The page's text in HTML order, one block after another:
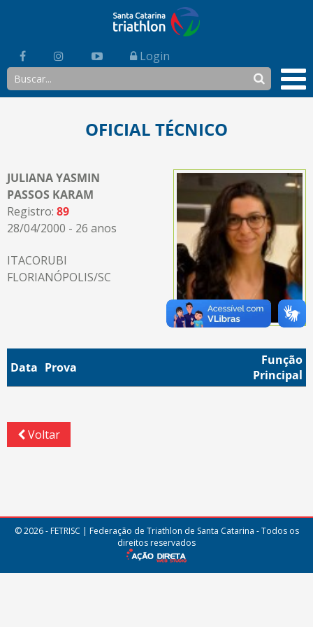
Login
OFICIAL TÉCNICO
JULIANA YASMIN
PASSOS KARAM
Registro: 89
28/04/2000 - 26 anos
ITACORUBI
FLORIANÓPOLIS/SC
Data Prova
Função
Principal
Voltar
© 2026 - FETRISC | Federação de Triathlon de Santa Catarina - Todos os
direitos reservados